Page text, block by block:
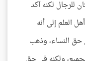
للرجال لكنه آكد
العلم إلى أنه
النساء، وذهب